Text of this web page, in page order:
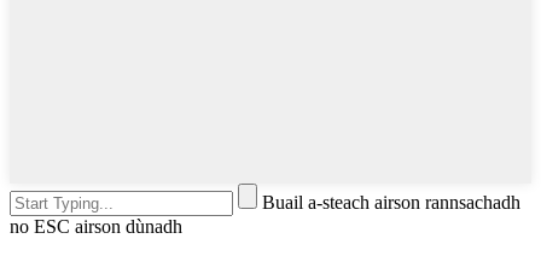
Buail a-steach airson rannsachadh
no ESC airson dùnadh